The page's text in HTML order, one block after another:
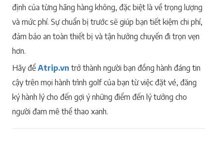
định của từng hãng hàng không, đặc biệt là về trọng lượng
và mức phí. Sự chuẩn bị trước sẽ giúp bạn tiết kiệm chi phí,
đảm bảo an toàn thiết bị và tận hưởng chuyến đi trọn vẹn
hơn.
Hãy để Atrip.vn trở thành người bạn đồng hành đáng tin
cậy trên mọi hành trình golf của bạn từ việc đặt vé, đăng
ký hành lý cho đến gợi ý những điểm đến lý tưởng cho
người đam mê thể thao xanh.